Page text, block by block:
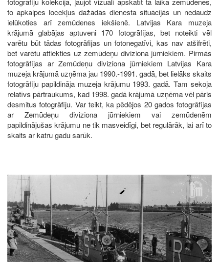
to apkalpes locekļus dažādās dienesta situācijās un nedaudz
ielūkoties arī zemūdenes iekšienē. Latvijas Kara muzeja
krājumā glabājas aptuveni 170 fotogrāfijas, bet noteikti vēl
varētu būt tādas fotogrāfijas un fotonegatīvi, kas nav atšifrēti,
bet varētu attiekties uz zemūdeņu diviziona jūrniekiem. Pirmās
fotogrāfijas ar Zemūdeņu diviziona jūrniekiem Latvijas Kara
muzeja krājumā uzņēma jau 1990.-1991. gadā, bet lielāks skaits
fotogrāfiju papildināja muzeja krājumu 1993. gadā. Tam sekoja
relatīvs pārtraukums, kad 1998. gadā krājumā uzņēma vēl pāris
desmitus fotogrāfiju. Var teikt, ka pēdējos 20 gados fotogrāfijas
ar Zemūdeņu diviziona jūrniekiem vai zemūdenēm
papildinājušas krājumu ne tik masveidīgi, bet regulārāk, lai arī to
skaits ar katru gadu sarūk.
Image